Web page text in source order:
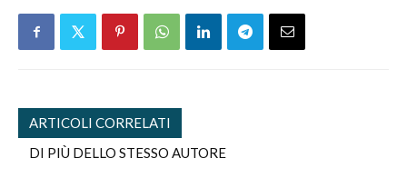
ARTICOLI CORRELATI
DI PIÙ DELLO STESSO AUTORE